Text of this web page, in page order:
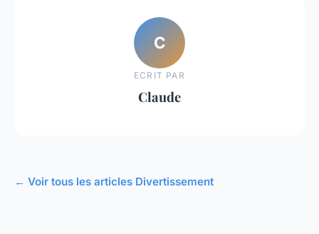
C
ECRIT PAR
Claude
← Voir tous les articles Divertissement